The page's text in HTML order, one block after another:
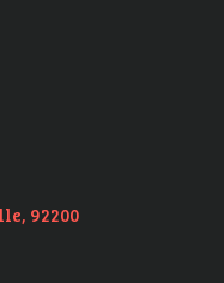
92200